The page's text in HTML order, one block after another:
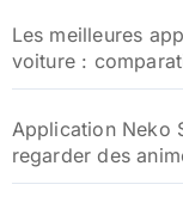
Les meilleures
voiture :
Application Neko
regarder des